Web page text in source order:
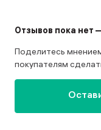
Отзывов пока нет
Поделитесь
покупателям